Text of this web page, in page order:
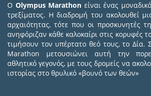
Ο Olympus Marathon είναι ένας
τρεξίματος. Η διαδρομή του ακολουθεί
αρχαιότητας, τότε που οι προσκυνητές
ανηφόριζαν κάθε καλοκαίρι στις κορυφές
τιμήσουν τον υπέρτατο θεό τους, το Δία.
Marathon μετουσιώνει αυτή την
αθλητικό γεγονός, με τους δρομείς να
ιστορίας στο θρυλικό «βουνό των θεών»